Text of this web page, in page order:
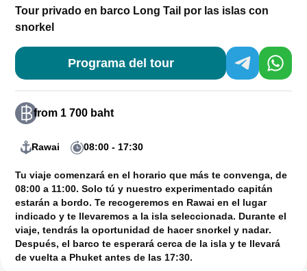
Tour privado en barco Long Tail por las islas con
snorkel
Programa del tour
from 1 700 baht
Rawai 08:00 - 17:30
Tu viaje comenzará en el horario que más te convenga, de
08:00 a 11:00. Solo tú y nuestro experimentado capitán
estarán a bordo. Te recogeremos en Rawai en el lugar
indicado y te llevaremos a la isla seleccionada. Durante el
viaje, tendrás la oportunidad de hacer snorkel y nadar.
Después, el barco te esperará cerca de la isla y te llevará
de vuelta a Phuket antes de las 17:30.